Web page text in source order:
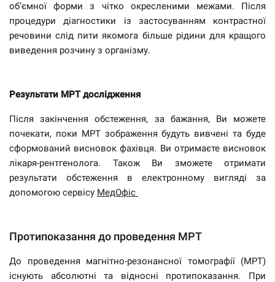
об’ємної форми з чітко окресленими межами. Після
процедури діагностики із застосуванням контрастної
речовини слід пити якомога більше рідини для кращого
виведення розчину з організму.
Результати МРТ дослідження
Після закінчення обстеження, за бажання, Ви можете
почекати, поки МРТ зображення будуть вивчені та буде
сформований висновок фахівця. Ви отримаєте висновок
лікаря-рентгенолога. Також Ви зможете отримати
результати обстеження в електронному вигляді за
допомогою сервісу МедОфіс
Протипоказання до проведення МРТ
До проведення магнітно-резонансної томографії (МРТ)
існують абсолютні та відносні протипоказання. При